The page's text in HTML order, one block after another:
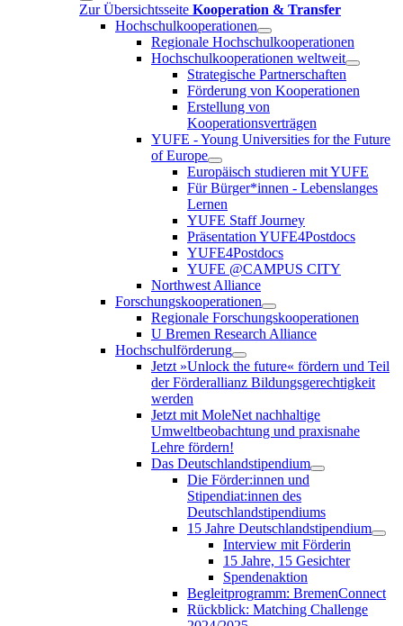
Zur Übersichtsseite Kooperation & Transfer
Hochschulkooperationen
Regionale Hochschulkooperationen
Hochschulkooperationen weltweit
Strategische Partnerschaften
Förderung von Kooperationen
Erstellung von
Kooperationsverträgen
YUFE - Young Universities for the Future
of Europe
Europäisch studieren mit YUFE
Für Bürger*innen - Lebenslanges
Lernen
YUFE Staff Journey
Präsentation YUFE4Postdocs
YUFE4Postdocs
YUFE @CAMPUS CITY
Northwest Alliance
Forschungskooperationen
Regionale Forschungskooperationen
U Bremen Research Alliance
Hochschulförderung
Jetzt »Unlock the future« fördern und Teil
der Förderallianz Bildungsgerechtigkeit
werden
Jetzt mit MoleNet nachhaltige
Umweltbeobachtung und praxisnahe
Lehre fördern!
Das Deutschlandstipendium
Die Förder:innen und
Stipendiat:innen des
Deutschlandstipendiums
15 Jahre Deutschlandstipendium
Interview mit Förderin
15 Jahre, 15 Gesichter
Spendenaktion
Begleitprogramm: BremenConnect
Rückblick: Matching Challenge